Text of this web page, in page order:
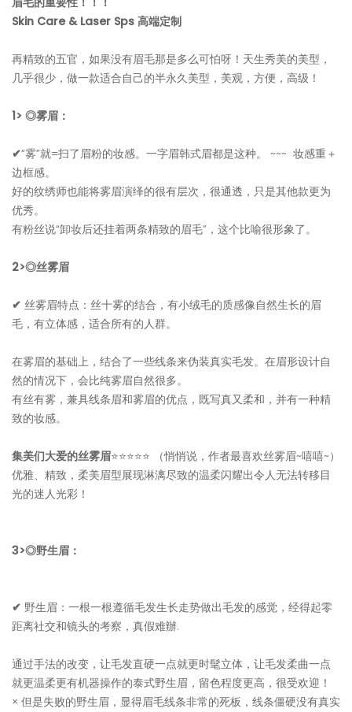
Skin Care & Laser Sps 高端定制
再精致的五官，如果没有眉毛那是多么可怕呀！天生秀美的美型，
几乎很少，做一款适合自己的半永久美型，美观，方便，高级！
1> ◎雾眉：
✔“雾”就=扫了眉粉的妆感。一字眉韩式眉都是这种。 ~~~ 妆感重＋
边框感。
好的纹绣师也能将雾眉演绎的很有层次，很通透，只是其他款更为
优秀。
有粉丝说“卸妆后还挂着两条精致的眉毛”，这个比喻很形象了。
2>◎丝雾眉
✔ 丝雾眉特点：丝十雾的结合，有小绒毛的质感像自然生长的眉
毛，有立体感，适合所有的人群。
在雾眉的基础上，结合了一些线条来伪装真实毛发。在眉形设计自
然的情况下，会比纯雾眉自然很多。
有丝有雾，兼具线条眉和雾眉的优点，既写真又柔和，并有一种精
致的妆感。
集美们大爱的丝雾眉⭐⭐⭐⭐⭐ （悄悄说，作者最喜欢丝雾眉~嘻嘻~）
优雅、精致，柔美眉型展现淋漓尽致的温柔闪耀出令人无法转移目
光的迷人光彩！
3>◎野生眉：
✔ 野生眉：一根一根遵循毛发生长走势做出毛发的感觉，经得起零
距离社交和镜头的考察，真假难辦.
通过手法的改变，让毛发直硬一点就更时髦立体，让毛发柔曲一点
就更温柔更有机器操作的泰式野生眉，留色程度更高，很受欢迎！
× 但是失败的野生眉，显得眉毛线条非常的死板，线条僵硬没有真实